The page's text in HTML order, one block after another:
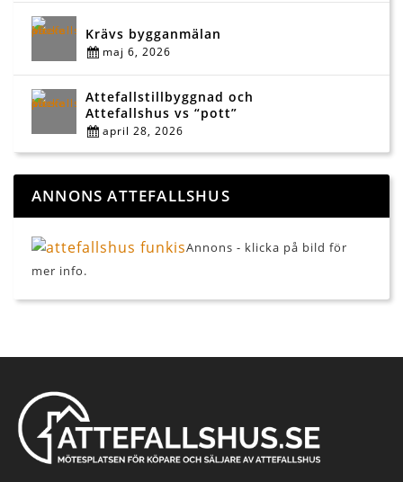
Krävs bygganmälan
maj 6, 2026
Attefallstillbyggnad och
Attefallshus vs “pott”
april 28, 2026
ANNONS ATTEFALLSHUS
Annons - klicka på bild för
mer info.